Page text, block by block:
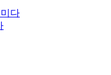
다